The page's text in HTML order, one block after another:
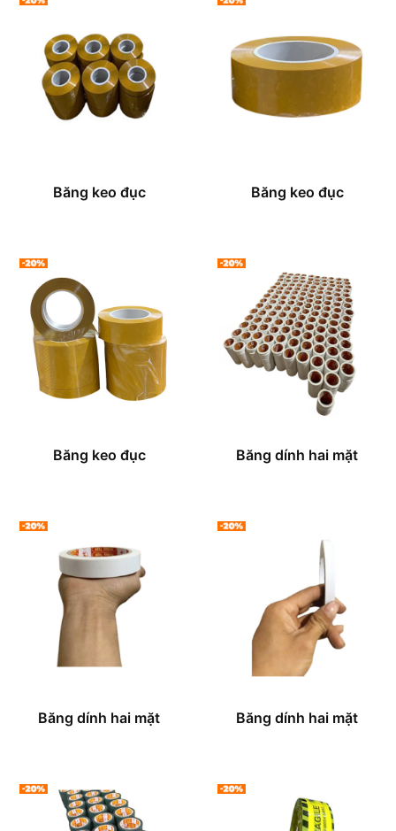
Băng keo đục Băng keo đục
Băng keo đục Băng dính hai mặt
Băng dính hai mặt Băng dính hai mặt